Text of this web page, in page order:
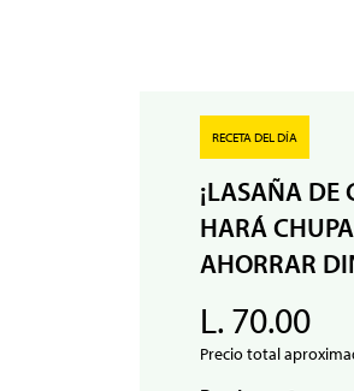
RECETA DEL DÍA
¡LASAÑA DE
HARÁ
AHORRAR
L. 70.00
Precio total